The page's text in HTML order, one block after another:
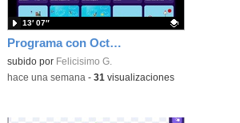
Programa con OctoStudio, un juego de disparos contra Zombies con un cargador basado en el House of the dead
Contenido educativo.
subido por Felicisimo G.
13′ 07″
-hace una semana - 31 visualizaciones